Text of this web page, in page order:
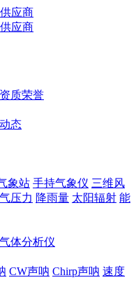
资质荣誉
态
象站 手持气象仪 三维风
压力 降雨量 太阳辐射 能
气体分析仪
CW声呐 Chirp声呐 速度